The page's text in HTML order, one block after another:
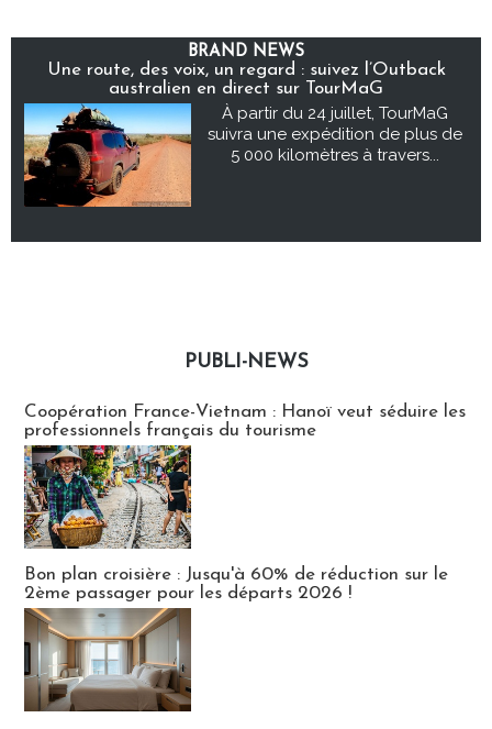
BRAND NEWS
Une route, des voix, un regard : suivez l’Outback
australien en direct sur TourMaG
À partir du 24 juillet, TourMaG
suivra une expédition de plus de
5 000 kilomètres à travers...
PUBLI-NEWS
Coopération France-Vietnam : Hanoï veut séduire les
professionnels français du tourisme
Bon plan croisière : Jusqu'à 60% de réduction sur le
2ème passager pour les départs 2026 !